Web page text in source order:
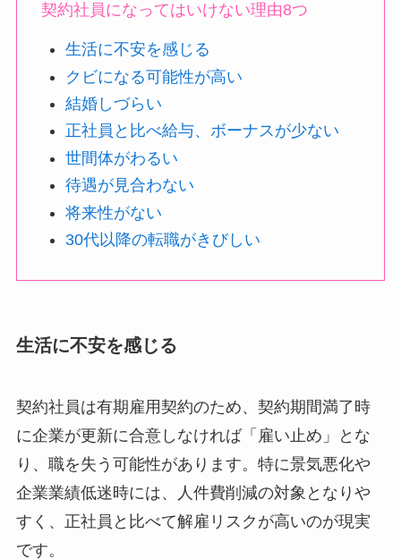
契約社員になってはいけない理由8つ
生活に不安を感じる
クビになる可能性が高い
結婚しづらい
正社員と比べ給与、ボーナスが少ない
世間体がわるい
待遇が見合わない
将来性がない
30代以降の転職がきびしい
生活に不安を感じる
契約社員は有期雇用契約のため、契約期間満了時
に企業が更新に合意しなければ「雇い止め」とな
り、職を失う可能性があります。特に景気悪化や
企業業績低迷時には、人件費削減の対象となりや
すく、正社員と比べて解雇リスクが高いのが現実
です。